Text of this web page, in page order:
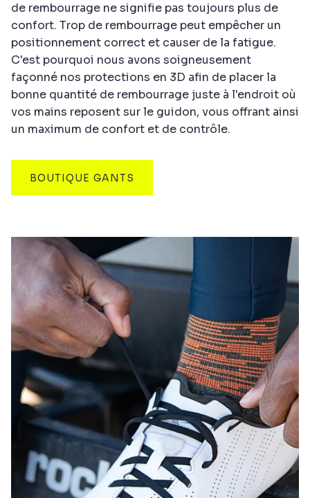
de rembourrage ne signifie pas toujours plus de
confort. Trop de rembourrage peut empêcher un
positionnement correct et causer de la fatigue.
C'est pourquoi nous avons soigneusement
façonné nos protections en 3D afin de placer la
bonne quantité de rembourrage juste à l'endroit où
vos mains reposent sur le guidon, vous offrant ainsi
un maximum de confort et de contrôle.
BOUTIQUE GANTS